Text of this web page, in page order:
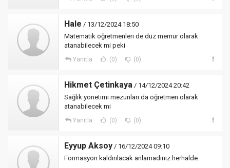
Hale / 13/12/2024 18:50
Matematik öğretmenleri de düz memur olarak
atanabilecek mi peki
Yanıtla (0) (0)
Hikmet Çetinkaya / 14/12/2024 20:42
Sağlık yönetimi mezunlari da öğretmen olarak
atanabilecek mi
Yanıtla (0) (0)
Eyyup Aksoy / 16/12/2024 09:10
Formasyon kaldırılacak anlamadınız herhalde.